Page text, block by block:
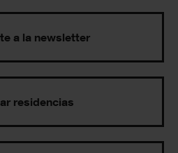
a la newsletter
residencias